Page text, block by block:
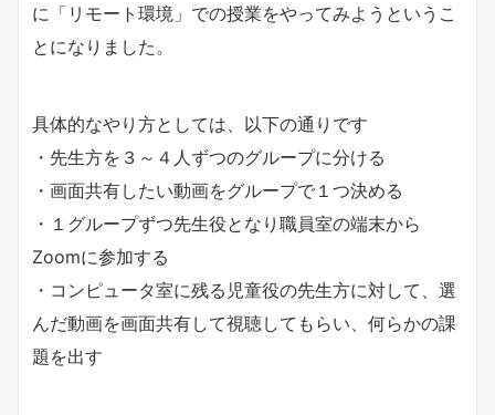
に「リモート環境」での授業をやってみようというこ
とになりました。
具体的なやり方としては、以下の通りです
・先生方を３～４人ずつのグループに分ける
・画面共有したい動画をグループで１つ決める
・１グループずつ先生役となり職員室の端末から
Zoomに参加する
・コンピュータ室に残る児童役の先生方に対して、選
んだ動画を画面共有して視聴してもらい、何らかの課
題を出す